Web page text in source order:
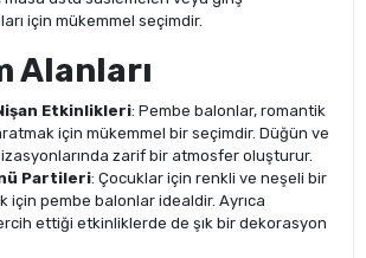
için mükemmel seçimdir.
Alanları
Etkinlikleri: Pembe balonlar, romantik
için mükemmel bir seçimdir. Düğün ve
zarif bir atmosfer oluşturur.
Partileri: Çocuklar için renkli ve neşeli bir
için pembe balonlar idealdir. Ayrıca
ettiği etkinliklerde de şık bir dekorasyon